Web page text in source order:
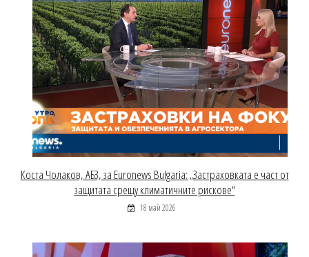
Коста Чолаков, АБЗ, за Euronews Bulgaria: „Застраховката е част от
защитата срещу климатичните рискове“
18 май 2026